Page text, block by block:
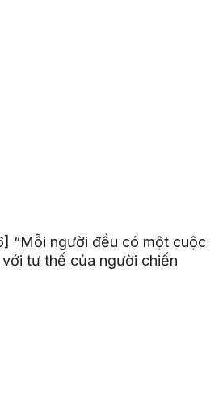
“Mỗi người đều có một cuộc
tư thế của người chiến